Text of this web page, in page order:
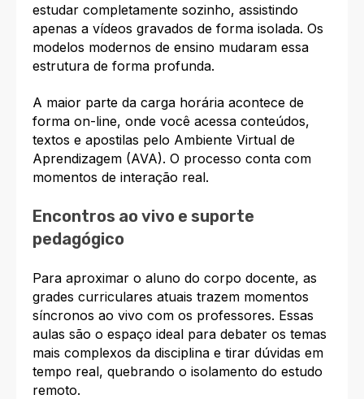
estudar completamente sozinho, assistindo
apenas a vídeos gravados de forma isolada. Os
modelos modernos de ensino mudaram essa
estrutura de forma profunda.
A maior parte da carga horária acontece de
forma on-line, onde você acessa conteúdos,
textos e apostilas pelo Ambiente Virtual de
Aprendizagem (AVA). O processo conta com
momentos de interação real.
Encontros ao vivo e suporte
pedagógico
Para aproximar o aluno do corpo docente, as
grades curriculares atuais trazem momentos
síncronos ao vivo com os professores. Essas
aulas são o espaço ideal para debater os temas
mais complexos da disciplina e tirar dúvidas em
tempo real, quebrando o isolamento do estudo
remoto.